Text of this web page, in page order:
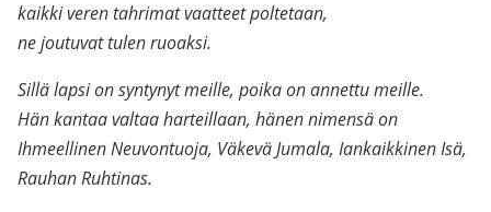
kaikki veren tahrimat vaatteet poltetaan,
ne joutuvat tulen ruoaksi.
Sillä lapsi on syntynyt meille, poika on annettu meille.
Hän kantaa valtaa harteillaan, hänen nimensä on
Ihmeellinen Neuvontuoja, Väkevä Jumala, Iankaikkinen Isä,
Rauhan Ruhtinas.